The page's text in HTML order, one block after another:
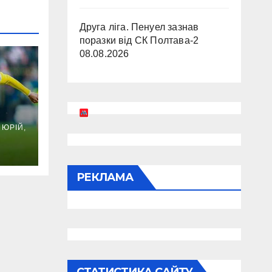
Друга ліга. Пенуел зазнав
поразки від СК Полтава-2
08.08.2026
РЕКЛАМА